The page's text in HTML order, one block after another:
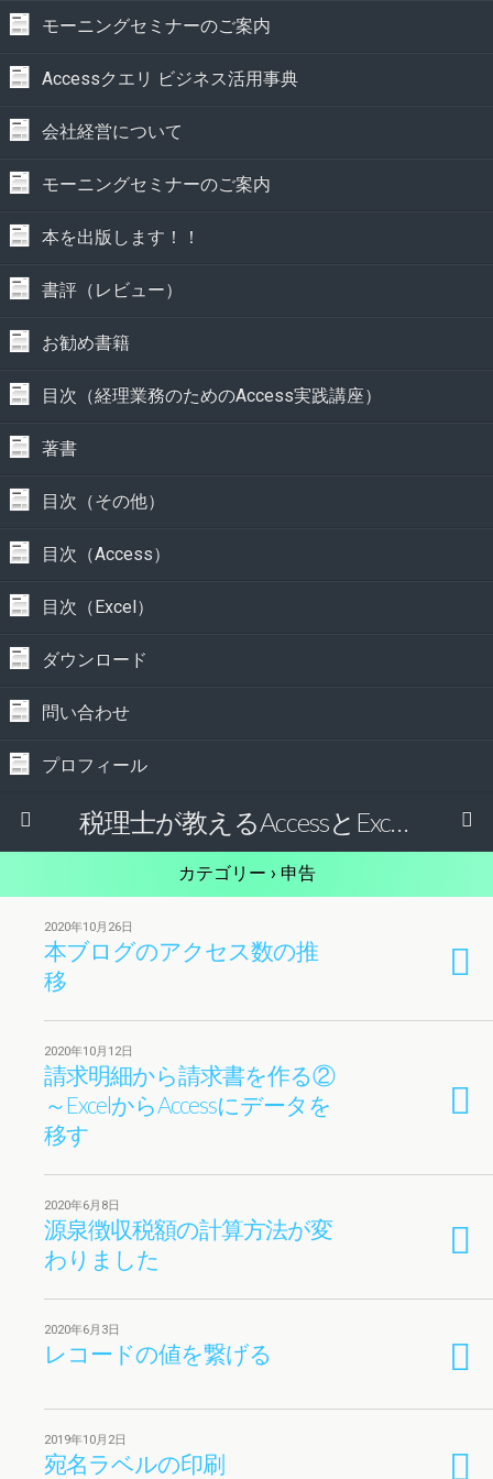
モーニングセミナーのご案内
Accessクエリ ビジネス活用事典
会社経営について
モーニングセミナーのご案内
本を出版します！！
書評（レビュー）
お勧め書籍
目次（経理業務のためのAccess実践講座）
著書
目次（その他）
目次（Access）
目次（Excel）
ダウンロード
問い合わせ
プロフィール
税理士が教えるAccessとExcelで経理の仕事を効率的にする方法
カテゴリー › 申告
2020年10月26日
本ブログのアクセス数の推
移
2020年10月12日
請求明細から請求書を作る②
～ExcelからAccessにデータを
移す
2020年6月8日
源泉徴収税額の計算方法が変
わりました
2020年6月3日
レコードの値を繋げる
2019年10月2日
宛名ラベルの印刷